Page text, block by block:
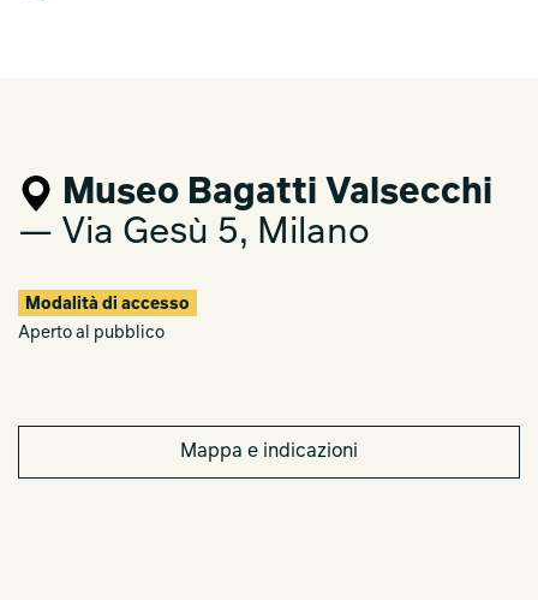
Museo Bagatti Valsecchi
— Via Gesù 5, Milano
Modalità di accesso
Aperto al pubblico
Mappa e indicazioni